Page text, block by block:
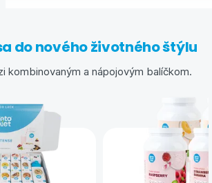
do nového životného štýlu
kombinovaným a nápojovým balíčkom.